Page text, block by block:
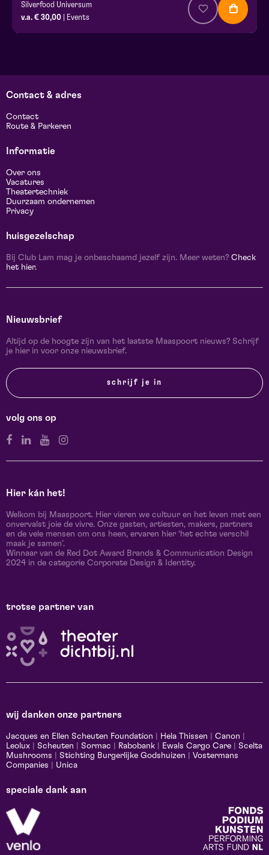
Silverfood Universum
v.a. € 30,00 | Events
Contact & adres
Contact
Route & Parkeren
Informatie
Over ons
Vacatures
Theatertechniek
Duurzaam ondernemen
Privacy
huisgezelschap
Bij Club Lam mag je onbeschaamd jezelf zijn. Meer weten? Check
het hier.
Nieuwsbrief
Altijd op de hoogte zijn van het laatste Maaspoort nieuws? Schrijf
je hier in voor onze nieuwsbrief.
schrijf je in
volg ons op
Hier kán het!
Welkom bij Maaspoort. Hier vieren we cultuur en het leven met een
onvervalst joie de vivre. Onze gasten, artiesten, makers, partners
en de vele mensen om ons heen, ervaren hier ‘het echte verschil
maak je samen’.
Winnaar van de Red Dot Award Brands & Communication Design
2024 in de categorie Corporate Design & Identity.
trotse partner van
wij danken onze partners
Jacques en Ellen Scheuten Foundation Hela Thissen Canon
Leolux
Scheuten Sormac Rabobank Ewals Cargo Care
Scelta
Mushrooms
Stichting Burgerlijke Godshuizen
Vostermans
Companies
Unica
speciale dank aan